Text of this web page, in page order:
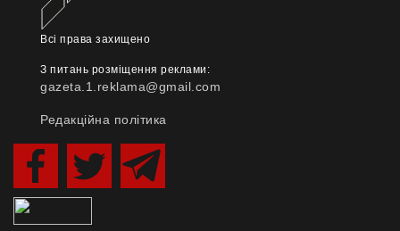
Всі права захищено
З питань розміщення реклами:
gazeta.1.reklama@gmail.com
Редакційна політика